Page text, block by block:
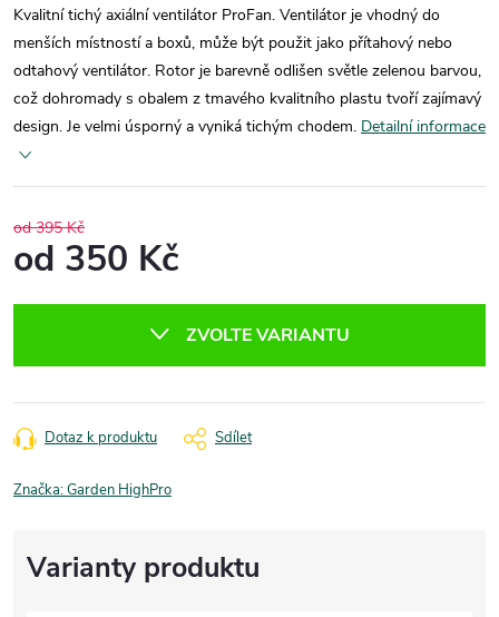
Kvalitní tichý axiální ventilátor ProFan. Ventilátor je vhodný do
menších místností a boxů, může být použit jako přítahový nebo
odtahový ventilátor. Rotor je barevně odlišen světle zelenou barvou,
což dohromady s obalem z tmavého kvalitního plastu tvoří zajímavý
design. Je velmi úsporný a vyniká tichým chodem. Detailní informace
od 395 Kč
od 350 Kč
ZVOLTE VARIANTU
Dotaz k produktu Sdílet
Značka:Garden HighPro